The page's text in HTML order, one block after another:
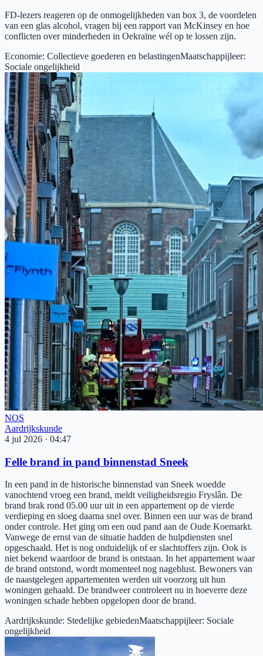
FD-lezers reageren op de onmogelijkheden van box 3, de voordelen
van een glas alcohol, vragen bij een rapport van McKinsey en hoe
conflicten over minderheden in Oekraïne wél op te lossen zijn.
Economie: Collectieve goederen en belastingenMaatschappijleer:
Sociale ongelijkheid
NOS
Aardrijkskunde
4 jul 2026 · 04:47
Felle brand in pand binnenstad Sneek
In een pand in de historische binnenstad van Sneek woedde
vanochtend vroeg een brand, meldt veiligheidsregio Fryslân. De
brand brak rond 05.00 uur uit in een appartement op de vierde
verdieping en sloeg daarna snel over. Binnen een uur was de brand
onder controle. Het ging om een oud pand aan de Oude Koemarkt.
Vanwege de ernst van de situatie hadden de hulpdiensten snel
opgeschaald. Het is nog onduidelijk of er slachtoffers zijn. Ook is
niet bekend waardoor de brand is ontstaan. In het appartement waar
de brand ontstond, wordt momenteel nog nageblust. Bewoners van
de naastgelegen appartementen werden uit voorzorg uit hun
woningen gehaald. De brandweer controleert nu in hoeverre deze
woningen schade hebben opgelopen door de brand.
Aardrijkskunde: Stedelijke gebiedenMaatschappijleer: Sociale
ongelijkheid